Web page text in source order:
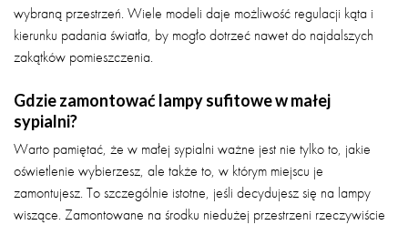
wybraną przestrzeń. Wiele modeli daje możliwość regulacji kąta i
kierunku padania światła, by mogło dotrzeć nawet do najdalszych
zakątków pomieszczenia.
Gdzie zamontować lampy sufitowe w małej
sypialni?
Warto pamiętać, że w małej sypialni ważne jest nie tylko to, jakie
oświetlenie wybierzesz, ale także to, w którym miejscu je
zamontujesz. To szczególnie istotne, jeśli decydujesz się na lampy
wiszące. Zamontowane na środku niedużej przestrzeni rzeczywiście